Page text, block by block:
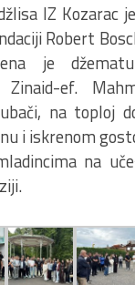
IZ Kozarac
Robert
je
ef.
na toploj
i iskrenom
na